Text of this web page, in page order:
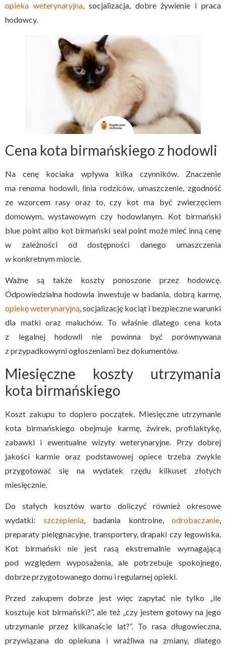
opieka weterynaryjna, socjalizacja, dobre żywienie i praca
hodowcy.
Cena kota birmańskiego z hodowli
Na cenę kociaka wpływa kilka czynników. Znaczenie
ma renoma hodowli, linia rodziców, umaszczenie, zgodność
ze wzorcem rasy oraz to, czy kot ma być zwierzęciem
domowym, wystawowym czy hodowlanym. Kot birmański
blue point albo kot birmański seal point może mieć inną cenę
w zależności od dostępności danego umaszczenia
w konkretnym miocie.
Ważne są także koszty ponoszone przez hodowcę.
Odpowiedzialna hodowla inwestuje w badania, dobrą karmę,
opiekę weterynaryjną, socjalizację kociąt i bezpieczne warunki
dla matki oraz maluchów. To właśnie dlatego cena kota
z legalnej hodowli nie powinna być porównywana
z przypadkowymi ogłoszeniami bez dokumentów.
Miesięczne koszty utrzymania
kota birmańskiego
Koszt zakupu to dopiero początek. Miesięczne utrzymanie
kota birmańskiego obejmuje karmę, żwirek, profilaktykę,
zabawki i ewentualne wizyty weterynaryjne. Przy dobrej
jakości karmie oraz podstawowej opiece trzeba zwykle
przygotować się na wydatek rzędu kilkuset złotych
miesięcznie.
Do stałych kosztów warto doliczyć również okresowe
wydatki: szczepienia, badania kontrolne, odrobaczanie,
preparaty pielęgnacyjne, transportery, drapaki czy legowiska.
Kot birmański nie jest rasą ekstremalnie wymagającą
pod względem wyposażenia, ale potrzebuje spokojnego,
dobrze przygotowanego domu i regularnej opieki.
Przed zakupem dobrze jest więc zapytać nie tylko „ile
kosztuje kot birmański?”, ale też „czy jestem gotowy na jego
utrzymanie przez kilkanaście lat?”. To rasa długowieczna,
przywiązana do opiekuna i wrażliwa na zmiany, dlatego